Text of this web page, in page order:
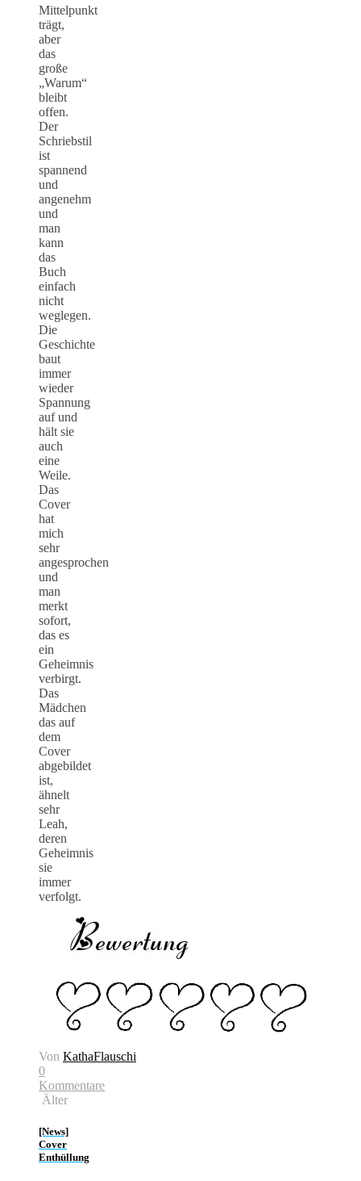
Mittelpunkt
trägt,
aber
das
große
„Warum“
bleibt
offen.
Der
Schriebstil
ist
spannend
und
angenehm
und
man
kann
das
Buch
einfach
nicht
weglegen.
Die
Geschichte
baut
immer
wieder
Spannung
auf und
hält sie
auch
eine
Weile.
Das
Cover
hat
mich
sehr
angesprochen
und
man
merkt
sofort,
das es
ein
Geheimnis
verbirgt.
Das
Mädchen
das auf
dem
Cover
abgebildet
ist,
ähnelt
sehr
Leah,
deren
Geheimnis
sie
immer
verfolgt.
Von KathaFlauschi
0
Kommentare
Älter
[News]
Cover
Enthüllung